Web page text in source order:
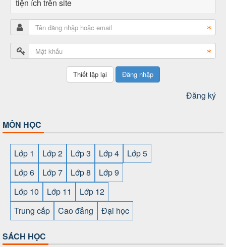
tiện ích trên site
Đăng nhập
Đăng ký
MÔN HỌC
Lớp 1 Lớp 2 Lớp 3 Lớp 4
Lớp 5
Lớp 6
Lớp 7 Lớp 8
Lớp 9
Lớp 10
Lớp 11
Lớp 12
Trung cấp
Cao đẳng Đại học
SÁCH HỌC